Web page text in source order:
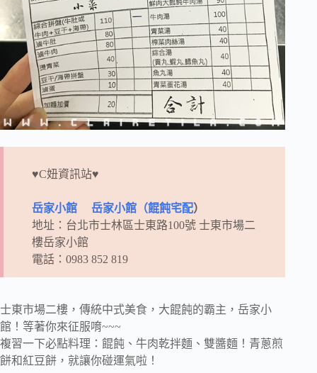
♥C妞資訊站♥
岳家小館 岳家小館（餛飩宅配）
地址：台北市士林區士東路100號 士東市場二
樓岳家小館
電話：0983 852 819
士東市場二樓，傳統中式美食，大餛飩的霸主，岳家小
館！等著你來征服唷~~~
複習一下必點料理：餛飩、牛肉乾拌麵、雙醬麵！青蔥煎
餅和紅豆餅，就讓你碰運氣啦！